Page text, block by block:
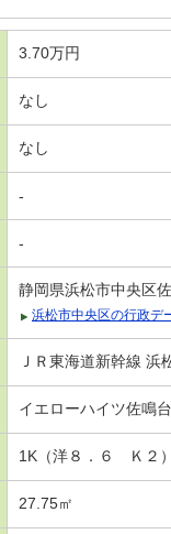
3.70万円
なし
なし
-
-
静岡県浜松市中央区
浜松市中央区の行政デ
ＪＲ東海道新幹線
イエローハイツ佐鳴
1K（洋８．６ Ｋ２
27.75㎡